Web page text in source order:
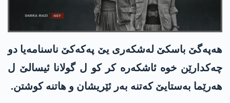
هه‌په‌گێ باسكێ له‌شكه‌ری یێ په‌كه‌كێ ناسنامه‌یا دو
چه‌كدارێن خوه‌ ئاشكه‌ره‌ كر كو ل گولانا ئیسالێ ل
هه‌رێما به‌ستایێ كه‌تنه‌ به‌ر ئێریشان و هاتنه‌ كوشتن.